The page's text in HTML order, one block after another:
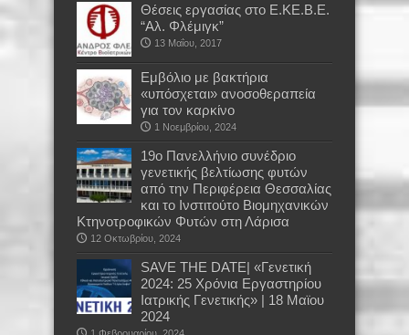
Θέσεις εργασίας στο Ε.ΚΕ.Β.Ε.
“Αλ. Φλέμιγκ”
13 Μαΐου, 2017
Εμβόλιο με βακτήρια
«υπόσχεται» ανοσοθεραπεία
για τον καρκίνο
1 Νοεμβρίου, 2024
19ο Πανελλήνιο συνέδριο
γενετικής βελτίωσης φυτών
από την Περιφέρεια Θεσσαλίας
και το Ινστιτούτο Βιομηχανικών
Κτηνοτροφικών Φυτών στη Λάρισα
12 Οκτωβρίου, 2024
SAVE THE DATE| «Γενετική
2024: 25 Χρόνια Εργαστηρίου
Ιατρικής Γενετικής» | 18 Μαϊου
2024
1 Φεβρουαρίου, 2024